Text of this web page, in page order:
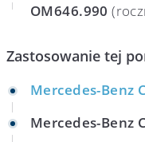
OM646.990
Zastosowanie tej
Mercedes-Benz
Mercedes-Benz